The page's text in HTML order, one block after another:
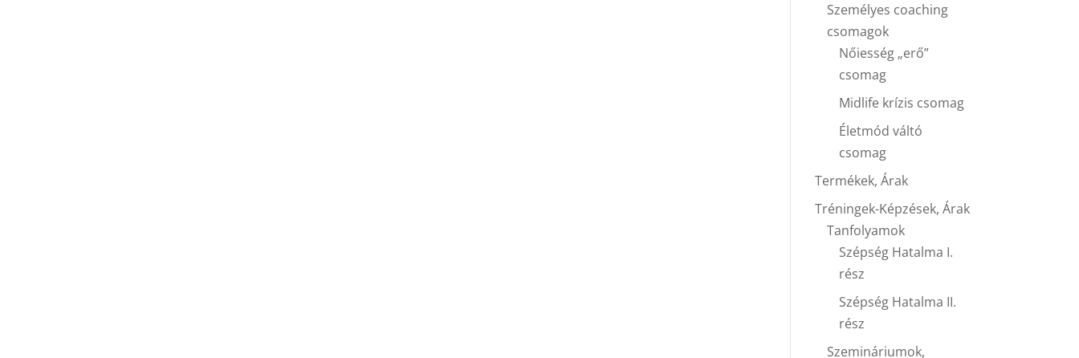
Személyes coaching
csomagok
Nőiesség „erő”
csomag
Midlife krízis csomag
Életmód váltó
csomag
Termékek, Árak
Tréningek-Képzések, Árak
Tanfolyamok
Szépség Hatalma I.
rész
Szépség Hatalma II.
rész
Szemináriumok,